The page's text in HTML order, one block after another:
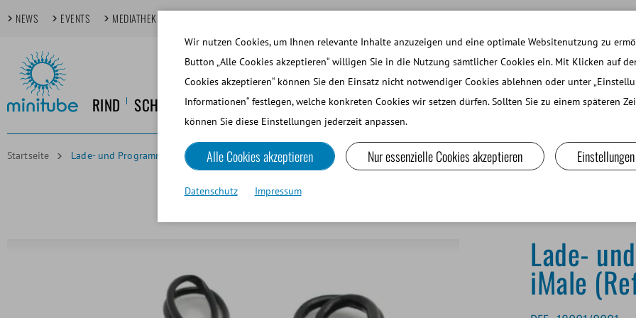
NEWS EVENTS MEDIATHEK
RIND SCHWEIN PFERD HUND KLEINE WIEDERKÄUER UND KAMELIDE LABORGERÄTE
Startseite Lade- und Programmierkabel für iMale (Ref. 18001/0000)
Lade-
iMale
Wir nutzen Cookies, um Ihnen relevante Inhalte anzuzeigen und eine optimale Websitenutzung zu
Button „Alle Cookies akzeptieren“ willigen Sie in die Nutzung sämtlicher Cookies ein. Mit Klicken auf
Cookies akzeptieren“ können Sie den Einsatz nicht notwendiger Cookies ablehnen oder unter
Informationen“ festlegen, welche konkreten Cookies wir setzen dürfen. Sollten Sie zu einem späteren
können Sie diese Einstellungen jederzeit anpassen.
Alle Cookies akzeptieren Nur essenzielle Cookies akzeptieren
Datenschutz Impressum